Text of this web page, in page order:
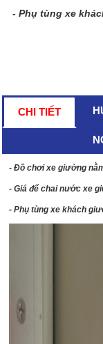
- Phụ tùng xe
CHI TIẾT
- Đồ chơi xe giường
- Giá để chai nước xe
- Phụ tùng xe khách